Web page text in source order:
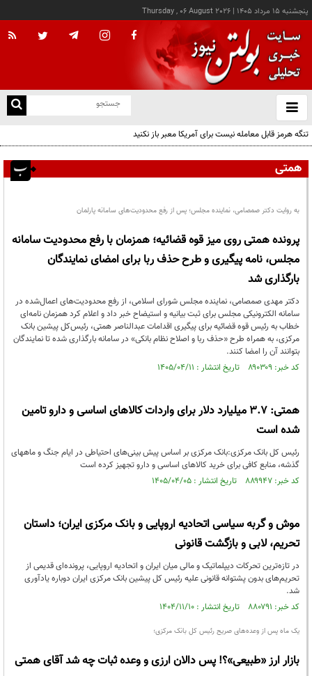
پنجشنبه ۱۵ مرداد ۱۴۰۵ |
Thursday , 06 August 2026
باز
و
تنگه هرمز قابل معامله نیست برای آمریکا معبر باز نکنید
همتی
به روایت دکتر صمصامی، نماینده مجلس؛ پس از رفع محدودیت‌های سامانه پارلمان
پرونده همتی روی میز قوه قضائیه؛ همزمان با رفع محدودیت سامانه
مجلس، نامه پیگیری و طرح حذف ربا برای امضای نمایندگان
بارگذاری شد
دکتر مهدی صمصامی، نماینده مجلس شورای اسلامی، از رفع محدودیت‌های اعمال‌شده در
سامانه الکترونیکی مجلس برای ثبت بیانیه و استیضاح خبر داد و اعلام کرد همزمان نامه‌ای
خطاب به رئیس قوه قضائیه برای پیگیری اقدامات عبدالناصر همتی، رئیس‌کل پیشین بانک
مرکزی، به همراه طرح «حذف ربا و اصلاح نظام بانکی» در سامانه بارگذاری شده تا نمایندگان
بتوانند آن را امضا کنند.
کد خبر: ۸۹۰۳۰۹ تاریخ انتشار : ۱۴۰۵/۰۴/۱۱
همتی: ۳.۷ میلیارد دلار برای واردات کالاهای اساسی و دارو تامین
شده است
رئیس کل بانک مرکزی:بانک مرکزی بر اساس پیش بینی‌های احتیاطی در ایام جنگ و ماههای
گذشه، منابع کافی برای خرید کالاهای اساسی و دارو تجهیز کرده است
کد خبر: ۸۸۹۹۴۷ تاریخ انتشار : ۱۴۰۵/۰۴/۰۵
موش و گربه سیاسی اتحادیه اروپایی و بانک مرکزی ایران؛ داستان
تحریم، لابی و بازگشت قانونی
در تازه‌ترین تحرکات دیپلماتیک و مالی میان ایران و اتحادیه اروپایی، پرونده‌ای قدیمی از
تحریم‌های بدون پشتوانه قانونی علیه رئیس کل پیشین بانک مرکزی ایران دوباره یادآوری
شد.
کد خبر: ۸۸۰۷۹۱ تاریخ انتشار : ۱۴۰۴/۱۱/۱۰
یک ماه پس از وعده‌های صریح رئیس کل بانک مرکزی؛
بازار ارز «طبیعی»؟! پس دالان ارزی و وعده ثبات چه شد آقای همتی